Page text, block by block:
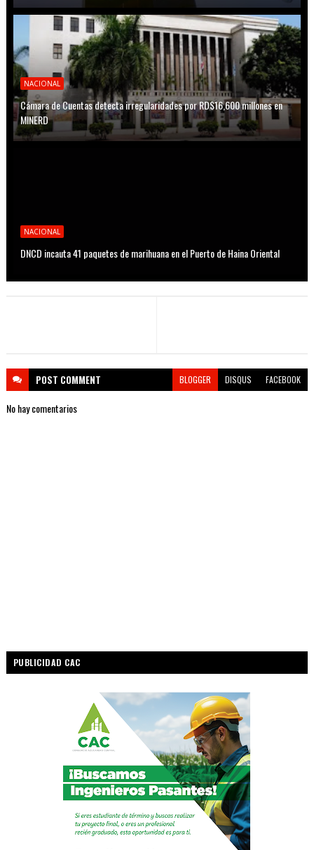
NACIONAL
Cámara de Cuentas detecta irregularidades por RD$16,600 millones en
MINERD
NACIONAL
DNCD incauta 41 paquetes de marihuana en el Puerto de Haina Oriental
POST COMMENT BLOGGER DISQUS FACEBOOK
No hay comentarios
PUBLICIDAD CAC